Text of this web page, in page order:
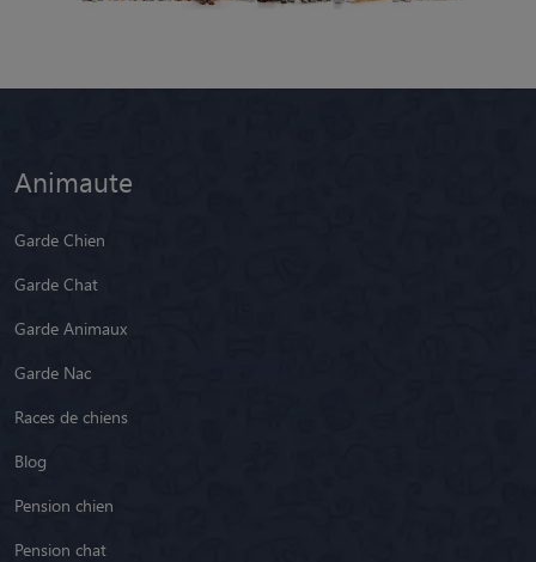
Animaute
Garde Chien
Garde Chat
Garde Animaux
Garde Nac
Races de chiens
Blog
Pension chien
Pension chat